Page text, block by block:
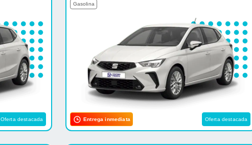
Oferta destacada
Gasolina
Entrega inmediata Oferta destacada